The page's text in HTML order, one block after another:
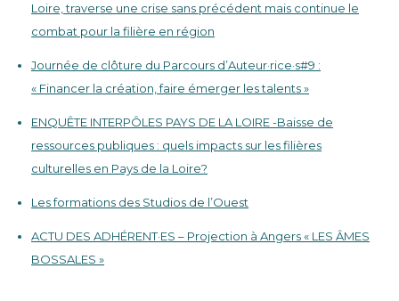
Loire, traverse une crise sans précédent mais continue le
combat pour la filière en région
Journée de clôture du Parcours d’Auteur·rice·s#9 :
« Financer la création, faire émerger les talents »
ENQUÊTE INTERPÔLES PAYS DE LA LOIRE -Baisse de
ressources publiques : quels impacts sur les filières
culturelles en Pays de la Loire?
Les formations des Studios de l’Ouest
ACTU DES ADHÉRENT·ES – Projection à Angers « LES ÂMES
BOSSALES »